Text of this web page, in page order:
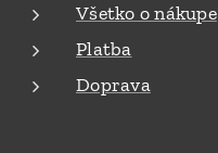
Všetko o nákupe
Platba
Doprava